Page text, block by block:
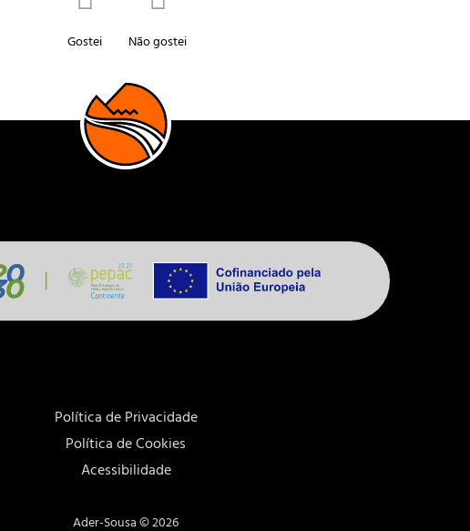
Gostei Não gostei
Política de Privacidade
Política de Cookies
Acessibilidade
Ader-Sousa ©2026